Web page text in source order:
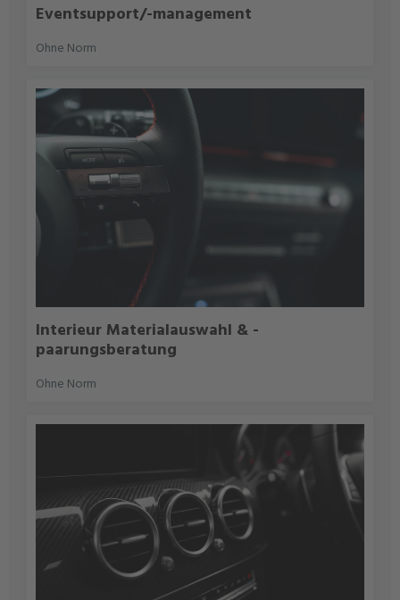
Eventsupport/-management
Ohne Norm
Interieur Materialauswahl & -
paarungsberatung
Ohne Norm